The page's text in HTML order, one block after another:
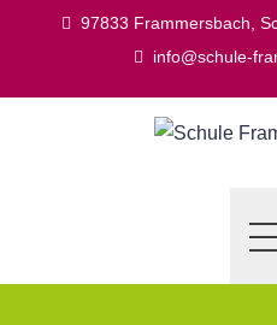
97833 Frammersbach,
info@schule-